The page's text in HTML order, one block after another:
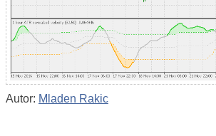
Autor: Mladen Rakic